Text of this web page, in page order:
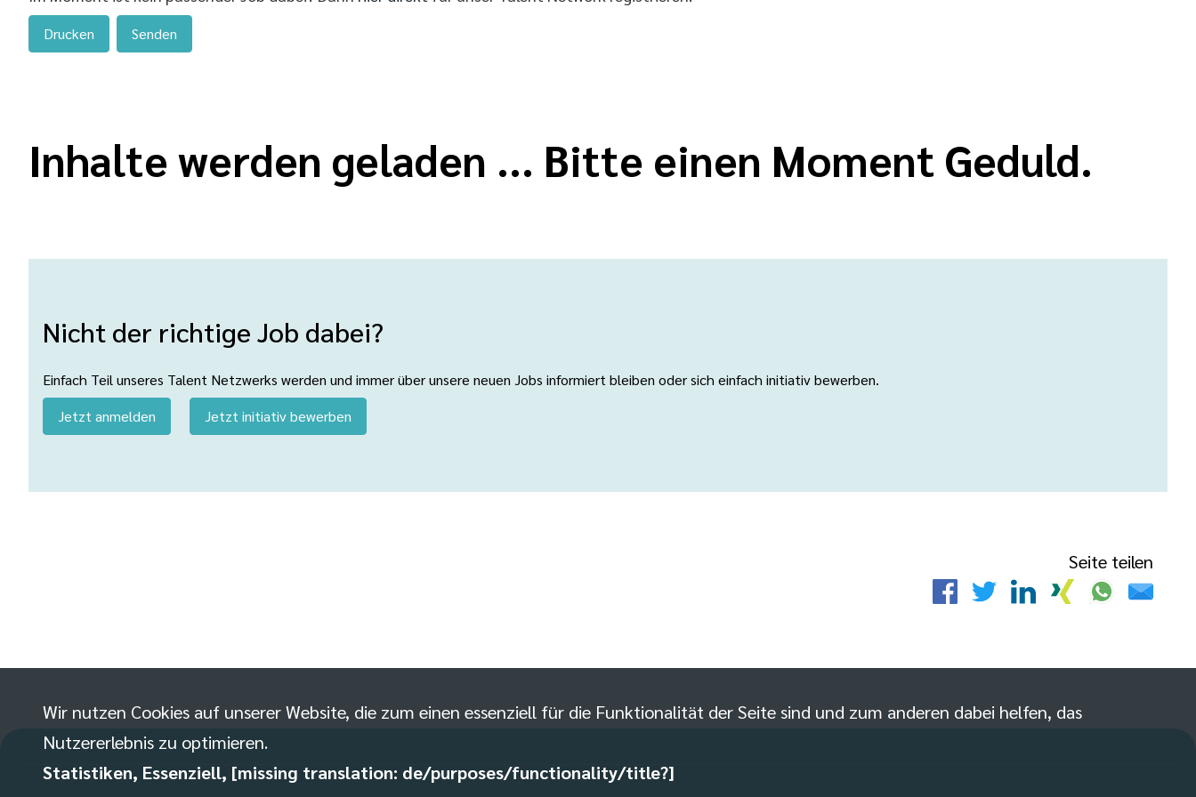
Drucken Senden
Inhalte werden geladen ... Bitte einen Moment Geduld.
Nicht der richtige Job dabei?
Einfach Teil unseres Talent Netzwerks werden und immer über unsere neuen Jobs informiert bleiben oder sich einfach initiativ bewerben.
Jetzt anmelden
Jetzt initiativ bewerben
Seite teilen
Wir nutzen Cookies auf unserer Website, die zum einen essenziell für die Funktionalität der Seite sind und zum anderen dabei helfen, das
Nutzererlebnis zu optimieren.
Statistiken, Essenziell, [missing translation: de/purposes/functionality/title?]